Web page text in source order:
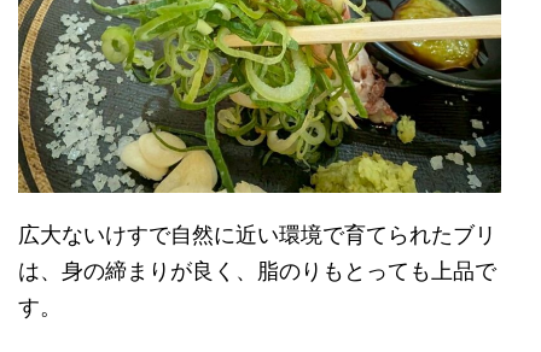
広大ないけすで自然に近い環境で育てられたブリ
は、身の締まりが良く、脂のりもとっても上品で
す。